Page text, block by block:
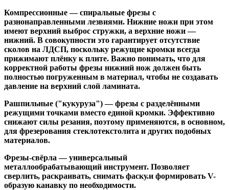
Компрессионные— спиральные фрезы с
разнонаправленными лезвиями. Нижние ножи при этом
имеют верхний выброс стружки, а верхние ножи —
нижний. В совокупности это гарантирует отсутствие
сколов на ЛДСП, поскольку режущие кромки всегда
прижимают плёнку к плите. Важно понимать, что для
корректной работы фрезы нижний нож должен быть
полностью погруженным в материал, чтобы не создавать
давление на верхний слой ламината.
Рашпильные ("кукуруза")— фрезы с разделёнными
режущими точками вместо единой кромки. Эффективно
снижают силы резания, поэтому применяются, в основном,
для фрезерования стеклотекстолита и других подобных
материалов.
Фрезы-свёрла — универсальный
металлообрабатывающий инструмент. Позволяет
сверлить, раскраивать, снимать фаску.и формировать V-
образую канавку по необходимости.